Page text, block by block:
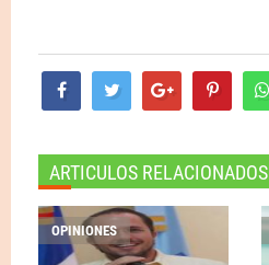
ARTICULOS RELACIONADOS
OPINIONES